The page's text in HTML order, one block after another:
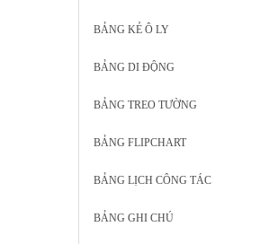
BẢNG KẺ Ô LY
BẢNG DI ĐỘNG
BẢNG TREO TƯỜNG
BẢNG FLIPCHART
BẢNG LỊCH CÔNG TÁC
BẢNG GHI CHÚ